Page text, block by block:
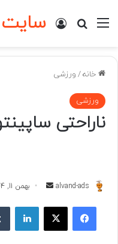
سایت منو جستجو برای
ورود
خانه/ ورزشی
ورزشی
ناراحتی
alvand-ads
ارسال
بهمن 11, 1404
فیسبوکایکس